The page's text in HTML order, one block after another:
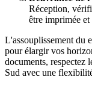
Réception,
être imprimée et
L'assouplissement du
pour élargir vos
documents, respectez
Sud avec une